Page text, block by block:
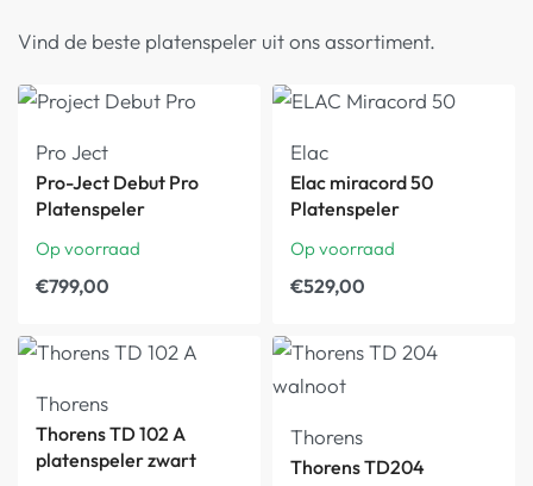
Vind de beste platenspeler uit ons assortiment.
Pro Ject
Pro-Ject Debut Pro
Platenspeler
Op voorraad
€799,00
Elac
Elac miracord 50
Platenspeler
Op voorraad
€529,00
Thorens
Thorens TD 102 A
platenspeler zwart
Thorens
Thorens TD204